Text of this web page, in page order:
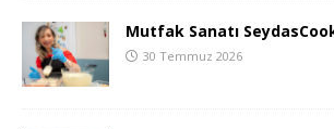
Mutfak Sanatı
30 Temmuz 2026